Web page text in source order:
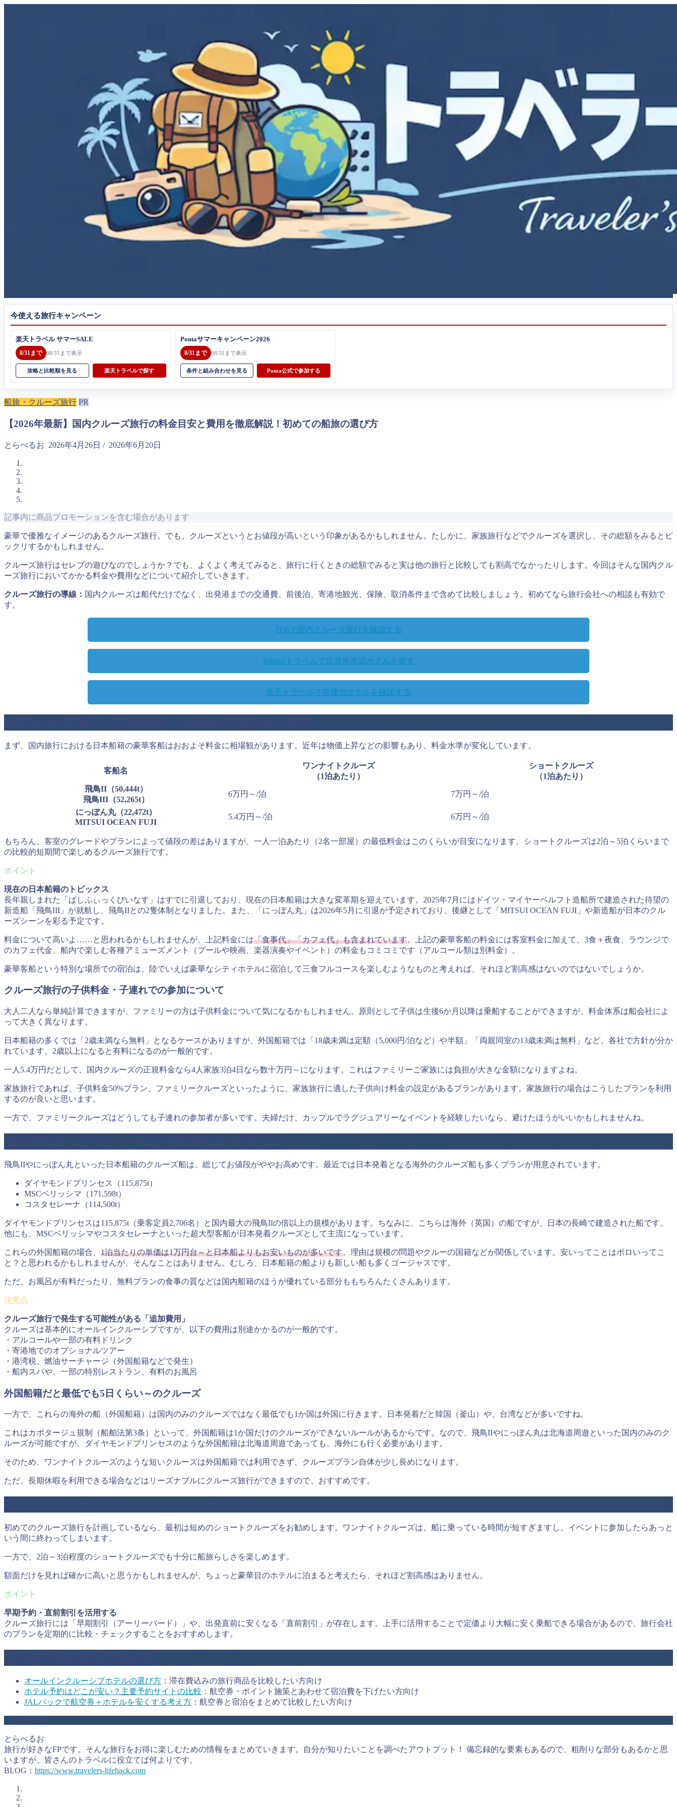
今使える旅行キャンペーン
楽天トラベル サマーSALE
8/31まで 08/31まで表示
攻略と比較順を見る 楽天トラベルで探す
Pontaサマーキャンペーン2026
8/31まで 08/31まで表示
条件と組み合わせを見る Ponta公式で参加する
船旅・クルーズ旅行 PR
【2026年最新】国内クルーズ旅行の料金目安と費用を徹底解説！初めての船旅の選び方
とらべるお 2026年4月26日 / 2026年6月20日
記事内に商品プロモーションを含む場合があります
豪華で優雅なイメージのあるクルーズ旅行。でも、クルーズというとお値段が高いという印象があるかもしれません。たしかに、家族旅行などでクルーズを選択し、その総額をみるとビ
ックリするかもしれません。
クルーズ旅行はセレブの遊びなのでしょうか？でも、よくよく考えてみると、旅行に行くときの総額でみると実は他の旅行と比較しても割高でなかったりします。今回はそんな国内クル
ーズ旅行においてかかる料金や費用などについて紹介していきます。
クルーズ旅行の導線： 国内クルーズは船代だけでなく、出発港までの交通費、前後泊、寄港地観光、保険、取消条件まで含めて比較しましょう。初めてなら旅行会社への相談も有効で
す。
JTBで国内クルーズ旅行を確認する
Yahoo!トラベルで出発港周辺ホテルを探す
楽天トラベルで前後泊ホテルを確認する
まず、国内旅行における日本船籍の豪華客船はおおよそ料金に相場観があります。近年は物価上昇などの影響もあり、料金水準が変化しています。
客船名
ワンナイトクルーズ
（1泊あたり）
ショートクルーズ
（1泊あたり）
飛鳥II（50,444t）
飛鳥III（52,265t）
6万円～/泊 7万円～/泊
にっぽん丸（22,472t）
MITSUI OCEAN FUJI
5.4万円～/泊 6万円～/泊
もちろん、客室のグレードやプランによって値段の差はありますが、一人一泊あたり（2名一部屋）の最低料金はこのくらいが目安になります。ショートクルーズは2泊～5泊くらいまで
の比較的短期間で楽しめるクルーズ旅行です。
現在の日本船籍のトピックス
長年親しまれた「ぱしふぃっくびいなす」はすでに引退しており、現在の日本船籍は大きな変革期を迎えています。2025年7月にはドイツ・マイヤーベルフト造船所で建造された待望の
新造船「飛鳥III」が就航し、飛鳥IIとの2隻体制となりました。また、「にっぽん丸」は2026年5月に引退が予定されており、後継として「MITSUI OCEAN FUJI」や新造船が日本のクル
ーズシーンを彩る予定です。
料金について高いよ……と思われるかもしれませんが、上記料金には「食事代」「カフェ代」も含まれています。上記の豪華客船の料金には客室料金に加えて、3食＋夜食、ラウンジで
のカフェ代金、船内で楽しむ各種アミューズメント（プールや映画、楽器演奏やイベント）の料金もコミコミです（アルコール類は別料金）。
豪華客船という特別な場所での宿泊は、陸でいえば豪華なシティホテルに宿泊して三食フルコースを楽しむようなものと考えれば、それほど割高感はないのではないでしょうか。
クルーズ旅行の子供料金・子連れでの参加について
大人二人なら単純計算できますが、ファミリーの方は子供料金について気になるかもしれません。原則として子供は生後6か月以降は乗船することができますが、料金体系は船会社によ
って大きく異なります。
日本船籍の多くでは「2歳未満なら無料」となるケースがありますが、外国船籍では「18歳未満は定額（5,000円/泊など）や半額」「両親同室の13歳未満は無料」など、各社で方針が分か
れています。2歳以上になると有料になるのが一般的です。
一人5.4万円だとして、国内クルーズの正規料金なら4人家族3泊4日なら数十万円～になります。これはファミリーご家族には負担が大きな金額になりますよね。
家族旅行であれば、子供料金50%プラン、ファミリークルーズといったように、家族旅行に適した子供向け料金の設定があるプランがあります。家族旅行の場合はこうしたプランを利用
するのが良いと思います。
一方で、ファミリークルーズはどうしても子連れの参加者が多いです。夫婦だけ、カップルでラグジュアリーなイベントを経験したいなら、避けたほうがいいかもしれませんね。
飛鳥IIやにっぽん丸といった日本船籍のクルーズ船は、総じてお値段がややお高めです。最近では日本発着となる海外のクルーズ船も多くプランが用意されています。
ダイヤモンドプリンセス（115,875t）
MSCベリッシマ（171,598t）
コスタセレーナ（114,500t）
ダイヤモンドプリンセスは115,875t（乗客定員2,706名）と国内最大の飛鳥IIの倍以上の規模があります。ちなみに、こちらは海外（英国）の船ですが、日本の長崎で建造された船です。
他にも、MSCベリッシマやコスタセレーナといった超大型客船が日本発着クルーズとして主流になっています。
これらの外国船籍の場合、 1泊当たりの単価は1万円台～と日本船よりもお安いものが多いです。理由は規模の問題やクルーの国籍などが関係しています。安いってことはボロいってこ
と？と思われるかもしれませんが、そんなことはありません。むしろ、日本船籍の船よりも新しい船も多くゴージャスです。
ただ、お風呂が有料だったり、無料プランの食事の質などは国内船籍のほうが優れている部分ももちろんたくさんあります。
クルーズ旅行で発生する可能性がある「追加費用」
クルーズは基本的にオールインクルーシブですが、以下の費用は別途かかるのが一般的です。
・アルコールや一部の有料ドリンク
・寄港地でのオプショナルツアー
・港湾税、燃油サーチャージ（外国船籍などで発生）
・船内スパや、一部の特別レストラン、有料のお風呂
外国船籍だと最低でも5日くらい～のクルーズ
一方で、これらの海外の船（外国船籍）は国内のみのクルーズではなく最低でも1か国は外国に行きます。日本発着だと韓国（釜山）や、台湾などが多いですね。
これはカボタージュ規制（船舶法第3条）といって、外国船籍は1か国だけのクルーズができないルールがあるからです。なので、飛鳥IIやにっぽん丸は北海道周遊といった国内のみのク
ルーズが可能ですが、ダイヤモンドプリンセスのような外国船籍は北海道周遊であっても、海外にも行く必要があります。
そのため、ワンナイトクルーズのような短いクルーズは外国船籍では利用できず、クルーズプラン自体が少し長めになります。
ただ、長期休暇を利用できる場合などはリーズナブルにクルーズ旅行ができますので、おすすめです。
初めてのクルーズ旅行を計画しているなら、最初は短めのショートクルーズをお勧めします。ワンナイトクルーズは、船に乗っている時間が短すぎますし、イベントに参加したらあっと
いう間に終わってしまいます。
一方で、2泊～3泊程度のショートクルーズでも十分に船旅らしさを楽しめます。
額面だけを見れば確かに高いと思うかもしれませんが、ちょっと豪華目のホテルに泊まると考えたら、それほど割高感はありません。
早期予約・直前割引を活用する
クルーズ旅行には「早期割引（アーリーバード）」や、出発直前に安くなる「直前割引」が存在します。上手に活用することで定価より大幅に安く乗船できる場合があるので、旅行会社
のプランを定期的に比較・チェックすることをおすすめします。
オールインクルーシブホテルの選び方 ：滞在費込みの旅行商品を比較したい方向け
ホテル予約はどこが安い？主要予約サイトの比較 ：航空券・ポイント施策とあわせて宿泊費を下げたい方向け
JALパックで航空券＋ホテルを安くする考え方 ：航空券と宿泊をまとめて比較したい方向け
とらべるお
旅行が好きなFPです。そんな旅行をお得に楽しむための情報をまとめていきます。自分が知りたいことを調べたアウトプット！ 備忘録的な要素もあるので、粗削りな部分もあるかと思
いますが、皆さんのトラベルに役立てば何よりです。
BLOG： https://www.travelers-lifehack.com